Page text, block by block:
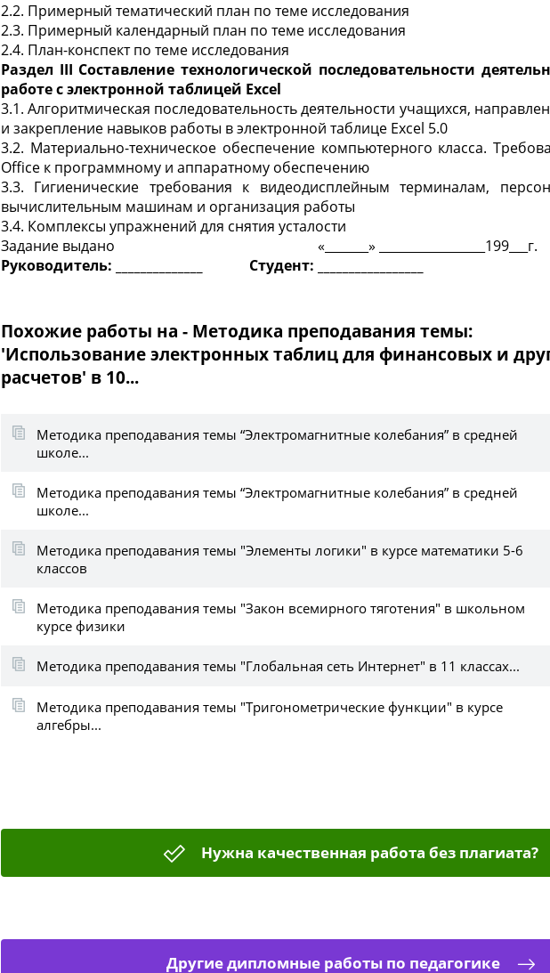
2.2. Примерный тематический план по теме исследования
2.3. Примерный календарный план по теме исследования
2.4. План-конспект по теме исследования
Раздел III Составление технологической последовательности
работе с электронной таблицей Excel
3.1. Алгоритмическая последовательность деятельности учащихся,
и закрепление навыков работы в электронной таблице Excel 5.0
3.2. Материально-техническое обеспечение компьютерного класса.
Office к программному и аппаратному обеспечению
3.3. Гигиенические требования к видеодисплейным терминалам,
вычислительным машинам и организация работы
3.4. Комплексы упражнений для снятия усталости
Задание выдано «_______» _________________199___г.
Руководитель: ______________ Студент: _________________
Похожие работы на - Методика преподавания темы:
'Использование электронных таблиц для финансовых и
расчетов' в 10...
Методика преподавания темы “Электромагнитные колебания” в средней
школе...
Методика преподавания темы “Электромагнитные колебания” в средней
школе...
Методика преподавания темы "Элементы логики" в курсе математики 5-6
классов
Методика преподавания темы "Закон всемирного тяготения" в школьном
курсе физики
Методика преподавания темы "Глобальная сеть Интернет" в 11 классах...
Методика преподавания темы "Тригонометрические функции" в курсе
алгебры...
Нужна качественная работа без плагиата?
Другие дипломные работы по педагогике